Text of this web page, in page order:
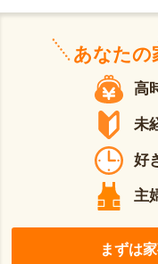
あなたの
高
未
好
主
まずは